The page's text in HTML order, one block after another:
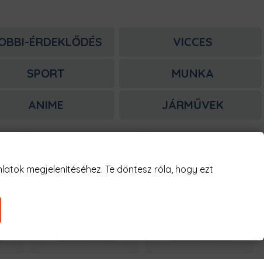
ÉRDEKLŐDÉS VICCES
SPORT MUNKA
ANIME JÁRMŰVEK
megjelenítéséhez. Te döntesz róla, hogy ezt